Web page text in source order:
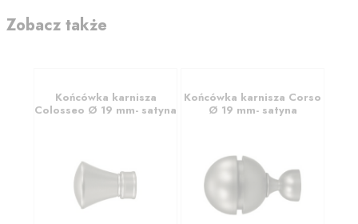
Zobacz także
Końcówka karnisza
Colosseo Ø 19 mm- satyna
Końcówka karnisza Corso
Ø 19 mm- satyna